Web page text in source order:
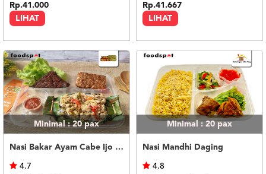
LIHAT
Rp.41.000
LIHAT
Rp.41.667
Minimal : 20pax
Nasi Bakar Ayam Cabe Ijo + Tahu Tempe
4.7
Minimal : 20pax
Nasi Mandhi Daging
4.8